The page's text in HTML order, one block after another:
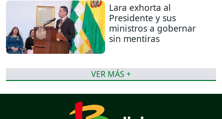
Lara exhorta al
Presidente y sus
ministros a gobernar
sin mentiras
VER MÁS +